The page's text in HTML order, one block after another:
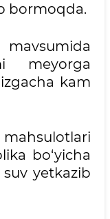
bormoqda.
meyorga
kam
mahsulotlari
bo‘yicha
yetkazib